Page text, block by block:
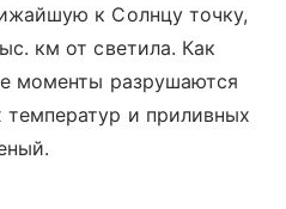
к Солнцу точку,
км от светила. Как
моменты разрушаются
и приливных